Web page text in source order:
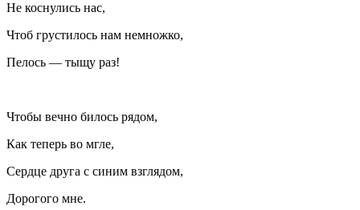
Не коснулись нас,
Чтоб грустилось нам немножко,
Пелось — тыщу раз!
Чтобы вечно билось рядом,
Как теперь во мгле,
Сердце друга с синим взглядом,
Дорогого мне.